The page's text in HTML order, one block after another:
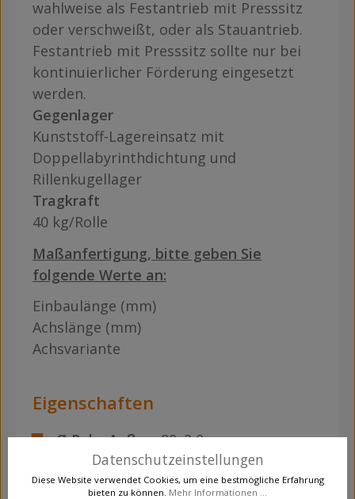
wahlweise als Festantrieb mit Presssitz
oder verschweißt, oder als Stauantrieb.
Festantrieb mit Presssitz sollte nur bei
kontinuierlicher Förderung eingesetzt
werden.
Gegenlager
Kunststoff-Lagereinsatz mit
Doppellabyrinthdichtung und
Rillenkugellager
Tragkraft
40 kg/Rolle
Maßanfertigung, bitte geben Sie
folgende Werte an:
Einbaulänge (mm)
Achslänge (mm)
Achsvariante
Eigenschaften
Ø Rohr-Außen: 80x2,0 mm
Verpackungsmenge: 1
Datenschutzeinstellungen
Diese Website verwendet Cookies, um eine bestmögliche Erfahrung
bieten zu können. Mehr Informationen ...